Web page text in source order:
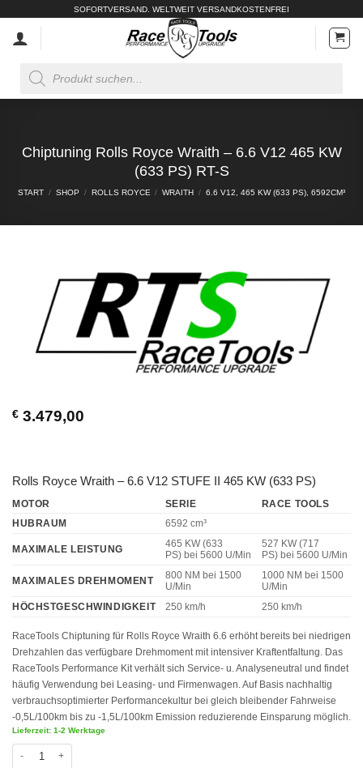
springen
SOFORTVERSAND. WELTWEIT VERSANDKOSTENFREI
search
Chiptuning Rolls Royce Wraith – 6.6 V12 465 KW
(633 PS) RT-S
START / SHOP / ROLLS ROYCE / WRAITH / 6.6 V12, 465 KW (633 PS), 6592CM³
€ 3.479,00
Rolls Royce Wraith – 6.6 V12 STUFE II 465 KW (633 PS)
MOTOR SERIE
RACE TOOLS
HUBRAUM
6592 cm³
MAXIMALE LEISTUNG
465 KW (633
PS) bei 5600 U/Min
527 KW (717
PS) bei 5600 U/Min
MAXIMALES DREHMOMENT
800 NM bei 1500
U/Min
1000 NM bei 1500
U/Min
HÖCHSTGESCHWINDIGKEIT 250 km/h 250 km/h
RaceTools Chiptuning für Rolls Royce Wraith 6.6 erhöht bereits bei niedrigen
Drehzahlen das verfügbare Drehmoment mit intensiver Kraftentfaltung. Das
RaceTools Performance Kit verhält sich Service- u. Analyseneutral und findet
häufig Verwendung bei Leasing- und Firmenwagen. Auf Basis nachhaltig
verbrauchsoptimierter Performancekultur bei gleich bleibender Fahrweise
-0,5L/100km bis zu -1,5L/100km Emission reduzierende Einsparung möglich.
Lieferzeit: 1-2 Werktage
Chiptuning Rolls Royce Wraith - 6.6 V12 465 KW (633 PS) RT-S Menge